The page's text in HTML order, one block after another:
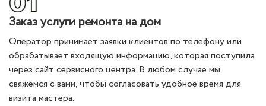
Заказ услуги ремонта на дом
Оператор принимает заявки клиентов по телефону или
обрабатывает входящую информацию, которая поступила
через сайт сервисного центра. В любом случае мы
свяжемся с вами, чтобы согласовать удобное время для
визита мастера.